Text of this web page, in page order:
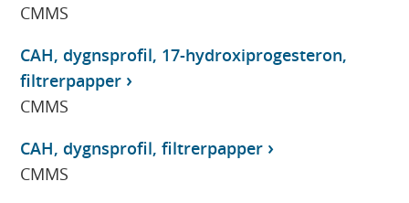
CMMS
CAH, dygnsprofil, 17-hydroxiprogesteron,
filtrerpapper
CMMS
CAH, dygnsprofil, filtrerpapper
CMMS